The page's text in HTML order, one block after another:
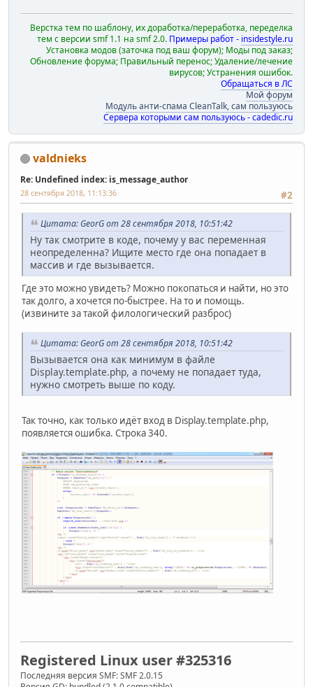
Верстка тем по шаблону, их доработка/переработка, переделка
тем с версии smf 1.1 на smf 2.0. Примеры работ - insidestyle.ru
Установка модов (заточка под ваш форум); Моды под заказ;
Обновление форума; Правильный перенос; Удаление/лечение
вирусов; Устранения ошибок.
Обращаться в ЛС
Мой форум
Модуль анти-спама CleanTalk, сам пользуюсь
Сервера которыми сам пользуюсь - cadedic.ru
valdnieks
Re: Undefined index: is_message_author
#2
28 сентября 2018, 11:13:36
Цитата: GeorG от 28 сентября 2018, 10:51:42
Ну так смотрите в коде, почему у вас переменная
неопределенна? Ищите место где она попадает в
массив и где вызывается.
Где это можно увидеть? Можно покопаться и найти, но это
так долго, а хочется по-быстрее. На то и помощь.
(извините за такой филологический разброс)
Цитата: GeorG от 28 сентября 2018, 10:51:42
Вызывается она как минимум в файле
Display.template.php, а почему не попадает туда,
нужно смотреть выше по коду.
Так точно, как только идёт вход в Display.template.php,
появляется ошибка. Строка 340.
Registered Linux user #325316
Последняя версия SMF: SMF 2.0.15